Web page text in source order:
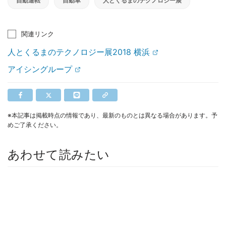
関連リンク
人とくるまのテクノロジー展2018 横浜
アイシングループ
※本記事は掲載時点の情報であり、最新のものとは異なる場合があります。予
めご了承ください。
あわせて読みたい